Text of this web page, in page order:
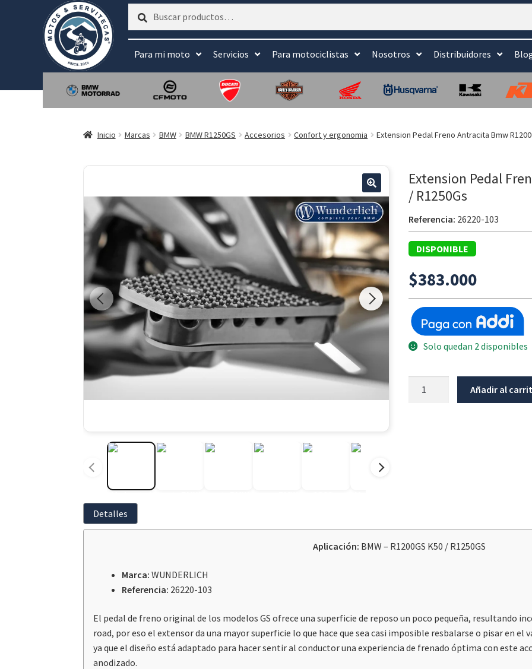
Buscar
Buscar
Para mi moto Servicios Para motociclistas Nosotros Distribuidores
Inicio Marcas BMW BMW R1250GS Accesorios Confort y ergonomia Extension Pedal Freno Antracita Bmw
🔍
Extension Pedal
/ R1250Gs
Referencia: 26220-103
DISPONIBLE
$383.000
Solo quedan 2 disponibles
Añadir al
Detalles
Aplicación: BMW – R1200GS K50 / R1250GS
Marca:WUNDERLICH
Referencia: 26220-103
El pedal de freno original de los modelos GS ofrece una superficie de reposo un poco pequeña, resultando
road, por eso el extensor da una mayor superficie lo que hace que sea casi imposible resbalarse o pisar en el
ya que el diseño está adaptado para hacer sentir al conductor una experiencia de frenado óptima con este
anodizado.